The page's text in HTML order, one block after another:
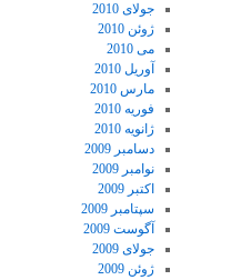
جولای 2010
ژوئن 2010
می 2010
آوریل 2010
مارس 2010
فوریه 2010
ژانویه 2010
دسامبر 2009
نوامبر 2009
اکتبر 2009
سپتامبر 2009
آگوست 2009
جولای 2009
ژوئن 2009